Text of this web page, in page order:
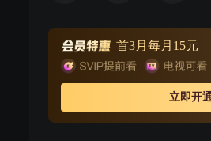
之以鼻，正爱着一名有家室的教
北平一方面要完成组织最高任务
自己的两个女儿。最终，大女儿
直到和父亲分离，才恍然明白：
员。但从此两人却永隔天涯。
首3月每月15元
立即开